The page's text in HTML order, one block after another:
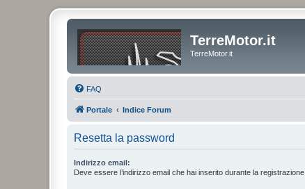
TerreMotor.it
TerreMotor.it
FAQ
Portale Indice Forum
Resetta la password
Indirizzo email:
Deve essere l’indirizzo email che hai inserito durante la registrazione.